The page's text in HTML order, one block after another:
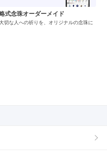
式念珠オーダーメイド
切な人への祈りを、オリジナルの念珠に